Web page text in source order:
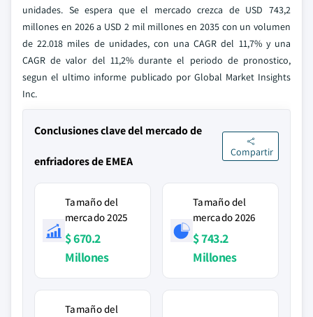
unidades. Se espera que el mercado crezca de USD 743,2
millones en 2026 a USD 2 mil millones en 2035 con un volumen
de 22.018 miles de unidades, con una CAGR del 11,7% y una
CAGR de valor del 11,2% durante el periodo de pronostico,
segun el ultimo informe publicado por Global Market Insights
Inc.
Conclusiones clave del mercado de
enfriadores de EMEA
Compartir
Tamaño del
mercado 2025
$ 670.2
Millones
Tamaño del
mercado 2026
$ 743.2
Millones
Tamaño del